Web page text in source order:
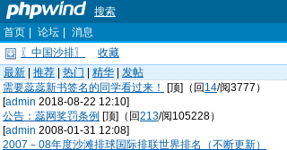
搜索
首页
论坛
消息
〖中国沙排〗
收藏
最新
推荐 热门 精华
发帖
需要蕊蕊新书签名的同学看过来！
[顶]（回 14/阅3777）
[admin 2018-08-22 12:10]
公告：蕊网奖罚条例 [顶]（回213/阅105228）
[admin 2008-01-31 12:08]
2007－08年度沙滩排球国际排联世界排名（不断更新）